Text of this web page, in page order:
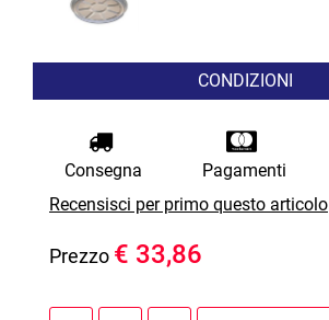
CONDIZIONI
Consegna Pagamenti
Recensisci per primo questo articolo
Prezzo € 33,86